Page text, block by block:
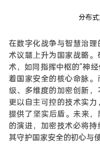
分布
在数字化战争与智慧治
术议题上升为国家战略
术，如同指挥中枢的"神
着国家安全的核心命脉
级、多维度的加密创新，
更以自主可控的技术实
提供了坚实后盾。未来
的演进，加密技术必将持
其守护国家安全的初心与